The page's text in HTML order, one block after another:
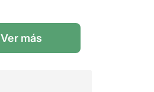
Ver más